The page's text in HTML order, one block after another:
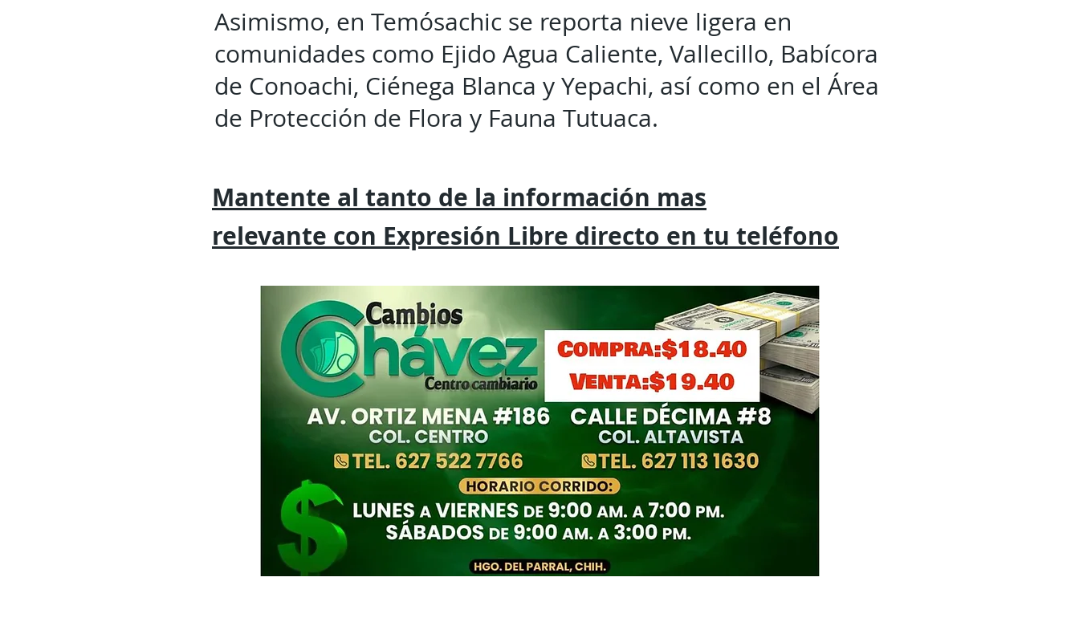
Asimismo, en Temósachic se reporta nieve ligera en
comunidades como Ejido Agua Caliente, Vallecillo, Babícora
de Conoachi, Ciénega Blanca y Yepachi, así como en el Área
de Protección de Flora y Fauna Tutuaca.
Mantente al tanto de la información mas
relevante con Expresión Libre directo en tu teléfono